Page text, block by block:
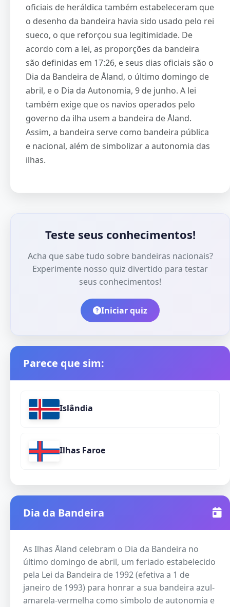
oficiais de heráldica também estabeleceram que
o desenho da bandeira havia sido usado pelo rei
sueco, o que reforçou sua legitimidade. De
acordo com a lei, as proporções da bandeira
são definidas em 17:26, e seus dias oficiais são o
Dia da Bandeira de Åland, o último domingo de
abril, e o Dia da Autonomia, 9 de junho. A lei
também exige que os navios operados pelo
governo da ilha usem a bandeira de Åland.
Assim, a bandeira serve como bandeira pública
e nacional, além de simbolizar a autonomia das
ilhas.
Teste seus conhecimentos!
Acha que sabe tudo sobre bandeiras nacionais?
Experimente nosso quiz divertido para testar
seus conhecimentos!
Iniciar quiz
Parece que sim:
Islândia
Ilhas Faroe
Dia da Bandeira
As Ilhas Åland celebram o Dia da Bandeira no
último domingo de abril, um feriado estabelecido
pela Lei da Bandeira de 1992 (efetiva a 1 de
janeiro de 1993) para honrar a sua bandeira azul-
amarela-vermelha como símbolo de autonomia e